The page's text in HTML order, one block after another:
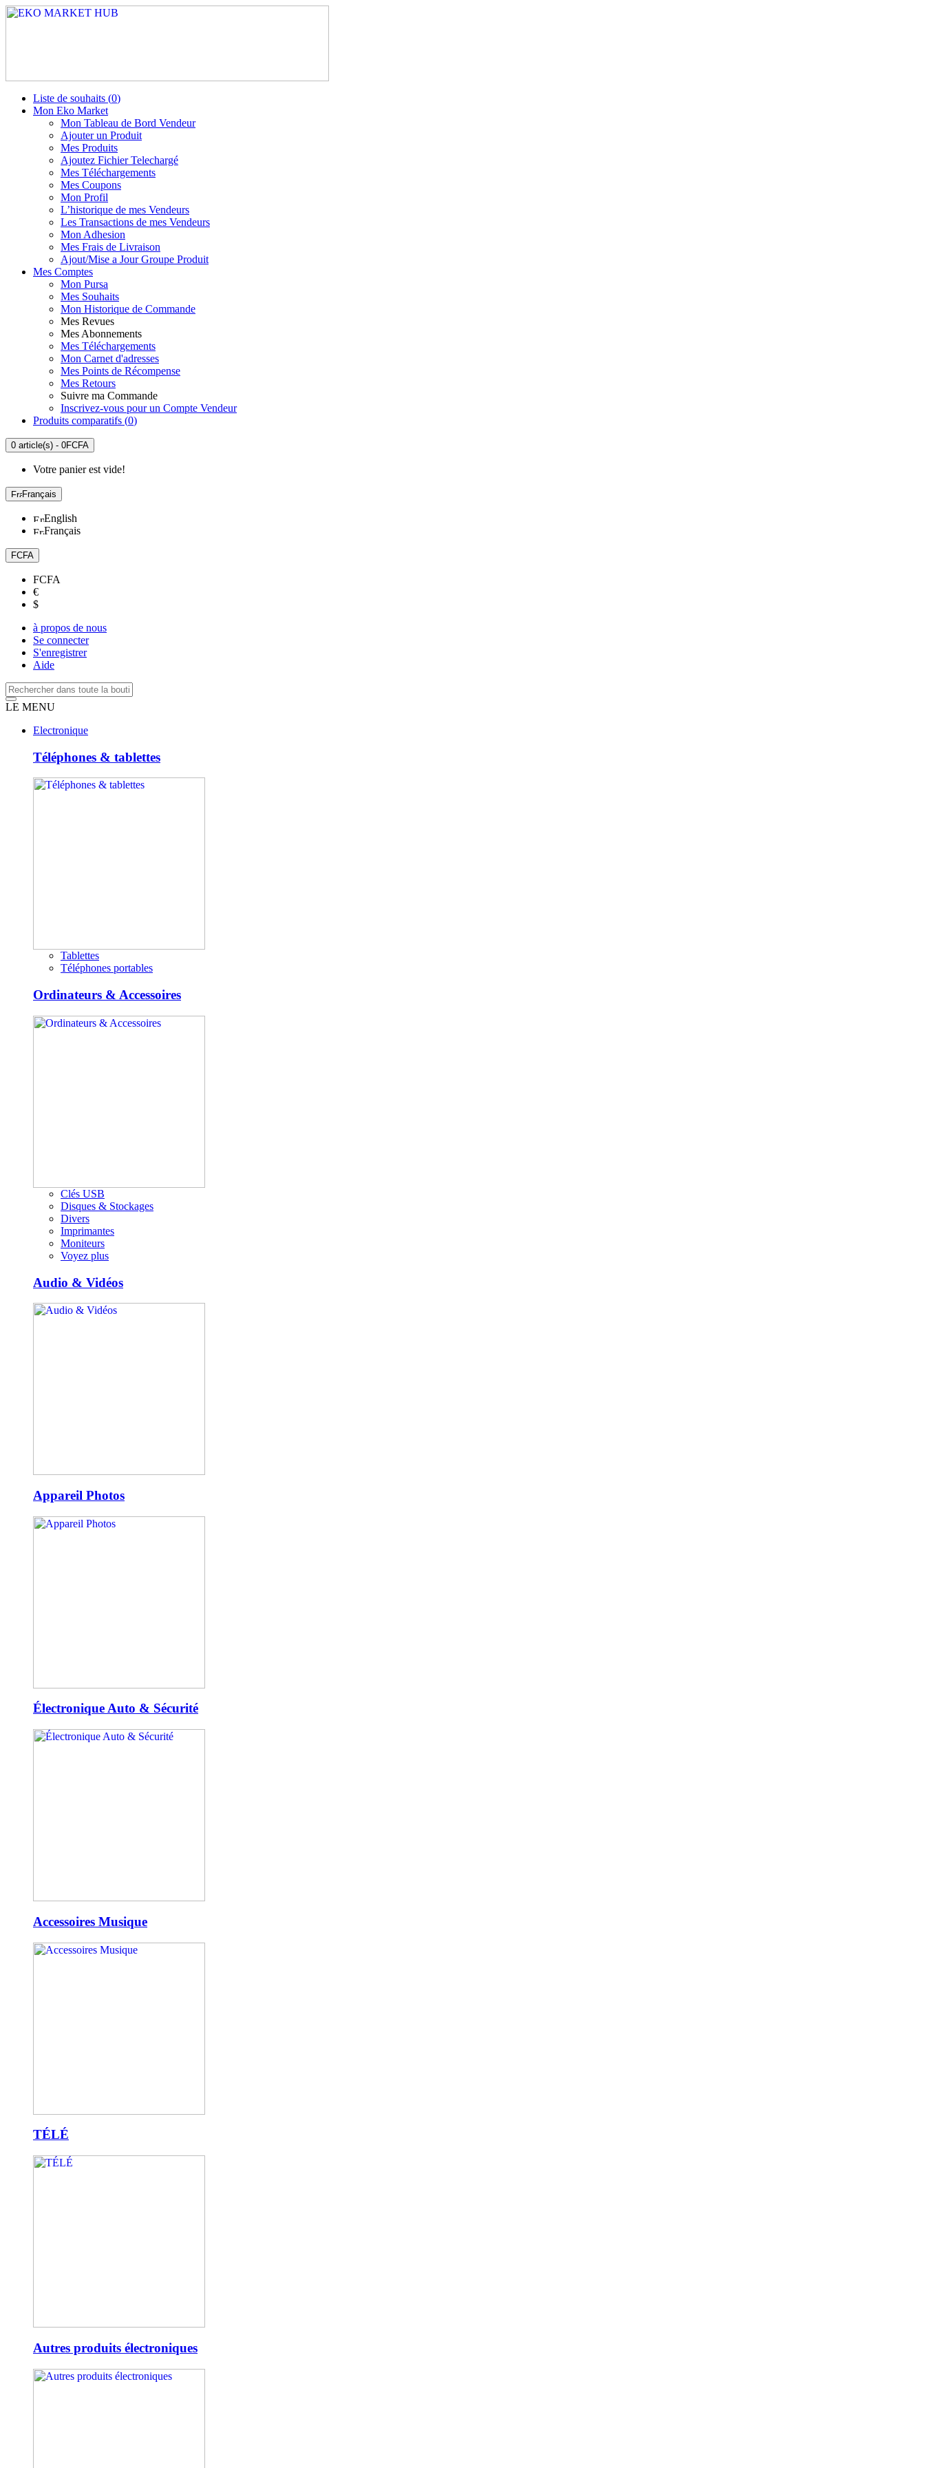
Liste de souhaits (0)
Mon Eko Market
Mon Tableau de Bord Vendeur
Ajouter un Produit
Mes Produits
Ajoutez Fichier Telechargé
Mes Téléchargements
Mes Coupons
Mon Profil
L’historique de mes Vendeurs
Les Transactions de mes Vendeurs
Mon Adhesion
Mes Frais de Livraison
Ajout/Mise a Jour Groupe Produit
Mes Comptes
Mon Pursa
Mes Souhaits
Mon Historique de Commande
Mes Revues
Mes Abonnements
Mes Téléchargements
Mon Carnet d'adresses
Mes Points de Récompense
Mes Retours
Suivre ma Commande
Inscrivez-vous pour un Compte Vendeur
Produits comparatifs (0)
0 article(s) - 0FCFA
Votre panier est vide!
Français
English
Français
FCFA
FCFA
€
$
à propos de nous
Se connecter
S'enregistrer
Aide
LE MENU
Electronique
Téléphones & tablettes
Tablettes
Téléphones portables
Ordinateurs & Accessoires
Clés USB
Disques & Stockages
Divers
Imprimantes
Moniteurs
Voyez plus
Audio & Vidéos
Appareil Photos
Électronique Auto & Sécurité
Accessoires Musique
TÉLÉ
Autres produits électroniques